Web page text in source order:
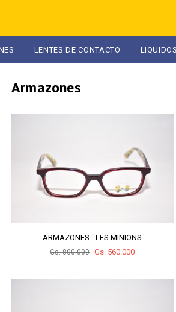
LENTES DE CONTACTO
armazones
ARMAZONES - LES MINIONS
Gs. 800.000 Gs. 560.000